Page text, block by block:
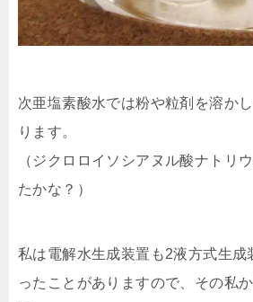
次亜塩素酸水では粉や粒剤を溶か
ります。
（ジクロロイソシアヌル酸ナトリ
たかな？）
私は電解水生成装置も2液方式生成
ったことがありますので、その私